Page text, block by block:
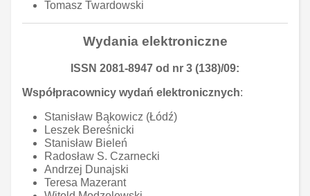
Tomasz Twardowski
Wydania elektroniczne
ISSN 2081-8947 od nr 3 (138)/09:
Współpracownicy wydań elektronicznych:
Stanisław Bąkowicz (Łódź)
Leszek Bereśnicki
Stanisław Bieleń
Radosław S. Czarnecki
Andrzej Dunajski
Teresa Mazerant